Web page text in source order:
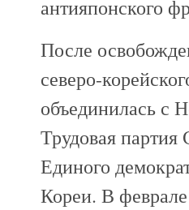
антияпонского
После
северо-
объединилась с
Трудовая
Единого
Кореи. В